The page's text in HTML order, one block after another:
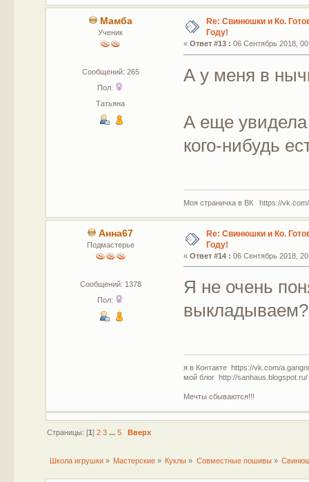
Мамба
Ученик
Сообщений: 265
Пол:
Татьяна
Re: Свинюшки и Ко.
Году!
«Ответ #13 : 06 Сентябрь 2018,
А у меня в
А еще увидела
кого-нибудь
Моя страничка в ВК https://
Анна67
Подмастерье
Сообщений: 1378
Пол:
Re: Свинюшки и Ко.
Году!
«Ответ #14 : 06 Сентябрь 2018,
Я не очень
выкладываем?
я в Контакте https://vk.com/
мой блог http://sanhaus.blogspot.ru/
Мечты сбываются!!!
Страницы: [1] 2 3 ... 5 Вверх
Школа игрушки» Мастерские » Куклы » Совместные пошивы»